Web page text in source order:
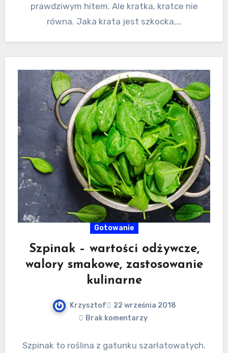
prawdziwym hitem. Ale kratka, kratce nie
równa. Jaka krata jest szkocka,…
Gotowanie
Szpinak – wartości odżywcze,
walory smakowe, zastosowanie
kulinarne
Krzysztof
22 września 2018
Brak komentarzy
Szpinak to roślina z gatunku szarłatowatych.